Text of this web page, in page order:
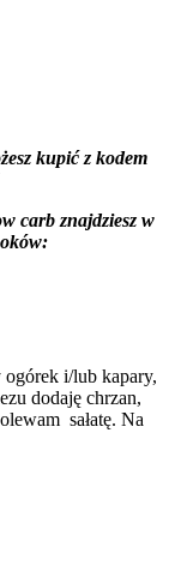
kupić z kodem
carb znajdziesz w
ogórek i/lub kapary,
dodaję chrzan,
sałatę. Na